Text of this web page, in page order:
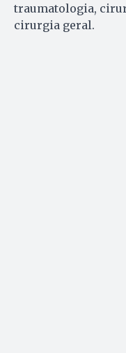
traumatologia,
cirurgia geral.